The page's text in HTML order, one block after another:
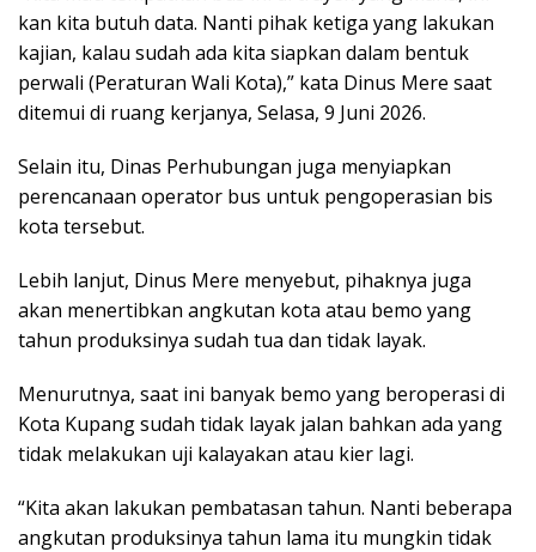
kan kita butuh data. Nanti pihak ketiga yang lakukan
kajian, kalau sudah ada kita siapkan dalam bentuk
perwali (Peraturan Wali Kota),” kata Dinus Mere saat
ditemui di ruang kerjanya, Selasa, 9 Juni 2026.
Selain itu, Dinas Perhubungan juga menyiapkan
perencanaan operator bus untuk pengoperasian bis
kota tersebut.
Lebih lanjut, Dinus Mere menyebut, pihaknya juga
akan menertibkan angkutan kota atau bemo yang
tahun produksinya sudah tua dan tidak layak.
Menurutnya, saat ini banyak bemo yang beroperasi di
Kota Kupang sudah tidak layak jalan bahkan ada yang
tidak melakukan uji kalayakan atau kier lagi.
“Kita akan lakukan pembatasan tahun. Nanti beberapa
angkutan produksinya tahun lama itu mungkin tidak